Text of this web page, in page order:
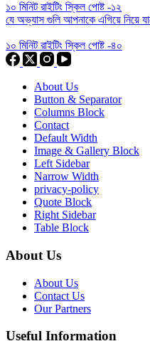
১০ মিনিট রাইটিং স্কিল পোষ্ট -১২
যে অভ্যাস গুলি আপনাকে এগিয়ে নিয়ে
১০ মিনিট রাইটিং স্কিল পোষ্ট -৪০
About Us
Button & Separator
Columns Block
Contact
Default Width
Image & Gallery Block
Left Sidebar
Narrow Width
privacy-policy
Quote Block
Right Sidebar
Table Block
About Us
About Us
Contact Us
Our Partners
Useful Information